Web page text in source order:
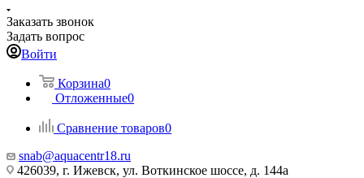
Заказать звонок
Задать вопрос
Войти
Корзина0
Отложенные0
Сравнение товаров0
snab@aquacentr18.ru
426039, г. Ижевск, ул. Воткинское шоссе, д. 144а